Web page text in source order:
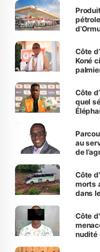
Côte
Koné
Côte
quel
au
de
Côte
morts
dans
des
Côte
nudité